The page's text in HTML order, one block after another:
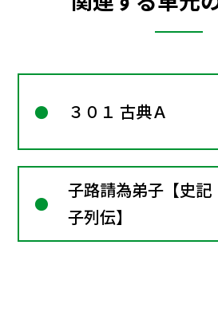
３０１ 古典Ａ
子路請為弟子【史
子列伝】